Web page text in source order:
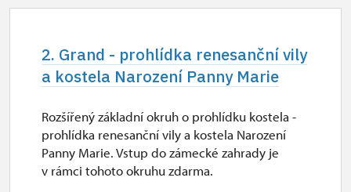
30. 10.
9.00 – 15.30
uzavřen
2. Grand - prohlídka renesanční vily
a kostela Narození Panny Marie
Rozšířený základní okruh o prohlídku kostela -
prohlídka renesanční vily a kostela Narození
Panny Marie. Vstup do zámecké zahrady je
v rámci tohoto okruhu zdarma.